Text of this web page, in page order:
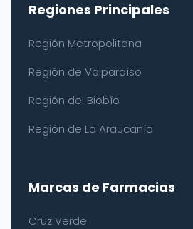
Regiones Principales
Región Metropolitana
Región de Valparaíso
Región del Biobío
Región de La Araucanía
Marcas de Farmacias
Cruz Verde